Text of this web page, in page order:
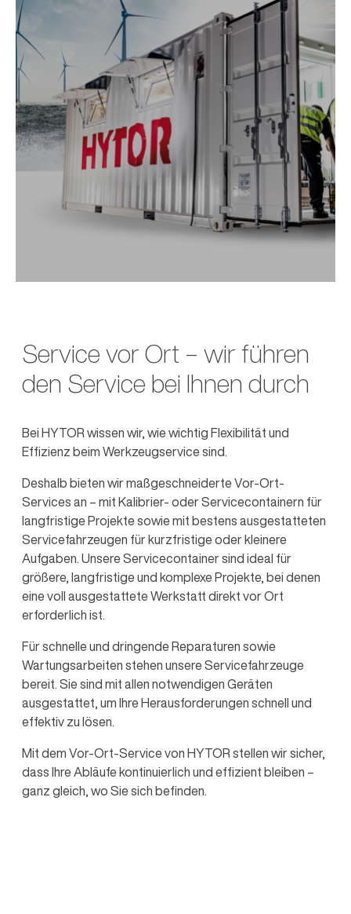
Service vor Ort – wir führen
den Service bei Ihnen durch
Bei HYTOR wissen wir, wie wichtig Flexibilität und
Effizienz beim Werkzeugservice sind.
Deshalb bieten wir maßgeschneiderte Vor-Ort-
Services an – mit Kalibrier- oder Servicecontainern für
langfristige Projekte sowie mit bestens ausgestatteten
Servicefahrzeugen für kurzfristige oder kleinere
Aufgaben. Unsere Servicecontainer sind ideal für
größere, langfristige und komplexe Projekte, bei denen
eine voll ausgestattete Werkstatt direkt vor Ort
erforderlich ist.
Für schnelle und dringende Reparaturen sowie
Wartungsarbeiten stehen unsere Servicefahrzeuge
bereit. Sie sind mit allen notwendigen Geräten
ausgestattet, um Ihre Herausforderungen schnell und
effektiv zu lösen.
Mit dem Vor-Ort-Service von HYTOR stellen wir sicher,
dass Ihre Abläufe kontinuierlich und effizient bleiben –
ganz gleich, wo Sie sich befinden.